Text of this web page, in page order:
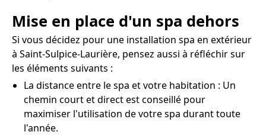
Mise en place d'un spa dehors
Si vous décidez pour une installation spa en extérieur
à Saint-Sulpice-Laurière, pensez aussi à réfléchir sur
les éléments suivants :
La distance entre le spa et votre habitation : Un
chemin court et direct est conseillé pour
maximiser l'utilisation de votre spa durant toute
l'année.